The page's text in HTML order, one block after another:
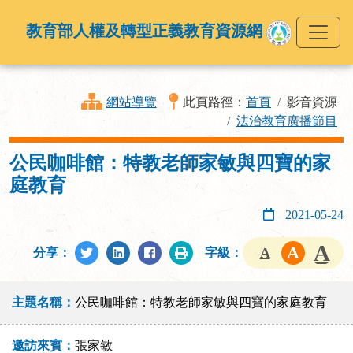
教育部人權及轉型正義教育資源網
網站導覽 此頁路徑： 首頁
影音資源
法治教育廣播節目
公民咖啡館：特教老師家敏與四寶的家
庭教育
2021-05-24
分享： 字級：
主題名稱：公民咖啡館：特教老師家敏與四寶的家庭教育
邀訪來賓：張家敏